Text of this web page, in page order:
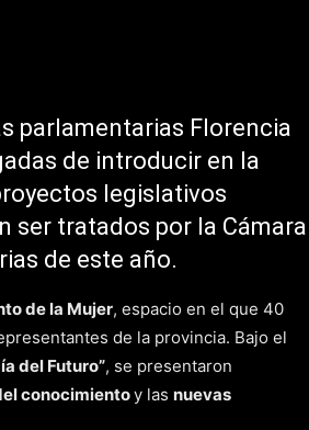
parlamentarias Florencia
de introducir en la
legislativos
ser tratados por la Cámara
de este año.
de la Mujer, espacio en el que 40
de la provincia. Bajo el
del Futuro”, se presentaron
conocimientoy las nuevas